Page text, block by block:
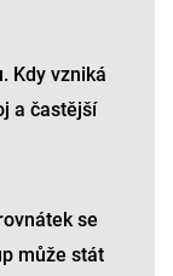
Kdy vzniká
a častější
se
může stát